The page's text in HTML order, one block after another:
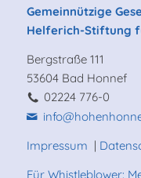
Gemeinnützige
Helferich-Stiftung
Bergstraße 111
53604 Bad Honnef
02224 776-0
Impressum |
Für Whistleblower: